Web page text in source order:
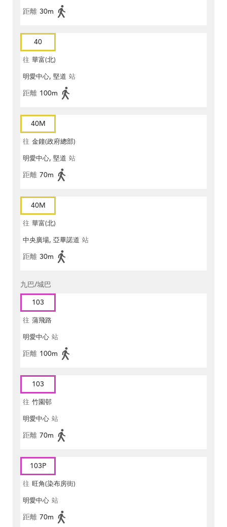
距離 30m
40
往 華富(北)
明愛中心, 堅道 站
距離 100m
40M
往 金鐘(政府總部)
明愛中心, 堅道 站
距離 70m
40M
往 華富(北)
中央廣場, 亞畢諾道 站
距離 30m
九巴/城巴
103
往 蒲飛路
明愛中心 站
距離 100m
103
往 竹園邨
明愛中心 站
距離 70m
103P
往 旺角(染布房街)
明愛中心 站
距離 70m